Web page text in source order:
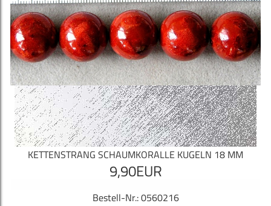
KETTENSTRANG SCHAUMKORALLE KUGELN 18 MM
9,90EUR
Bestell-Nr.: 0560216